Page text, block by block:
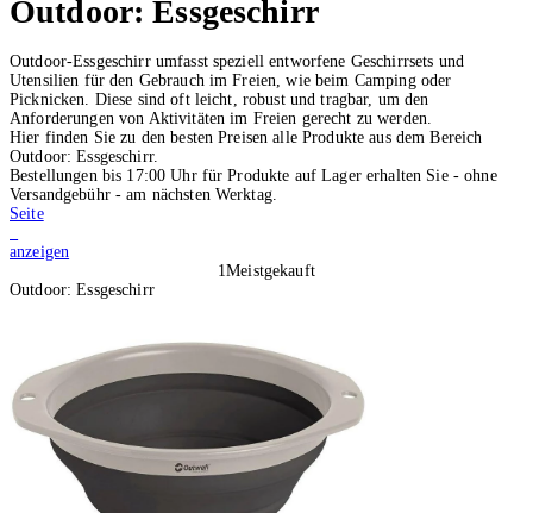
Outdoor: Essgeschirr
Outdoor-Essgeschirr umfasst speziell entworfene Geschirrsets und
Utensilien für den Gebrauch im Freien, wie beim Camping oder
Picknicken. Diese sind oft leicht, robust und tragbar, um den
Anforderungen von Aktivitäten im Freien gerecht zu werden.
Hier finden Sie zu den besten Preisen alle Produkte aus dem Bereich
Outdoor: Essgeschirr.
Bestellungen bis 17:00 Uhr für Produkte auf Lager erhalten Sie - ohne
Versandgebühr - am nächsten Werktag.
Seite
anzeigen
1Meistgekauft
Outdoor: Essgeschirr